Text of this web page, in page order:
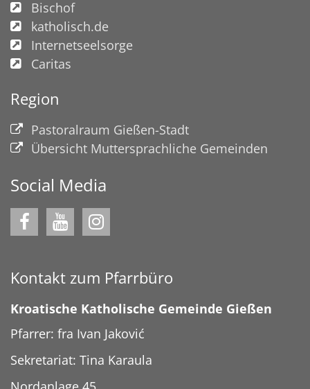
Bischof
katholisch.de
Internetseelsorge
Caritas
Region
Pastoralraum Gießen-Stadt
Übersicht Muttersprachliche Gemeinden
Social Media
Kontakt zum Pfarrbüro
Kroatische Katholische Gemeinde Gießen
Pfarrer: fra Ivan Jaković
Sekretariat: Tina Karaula